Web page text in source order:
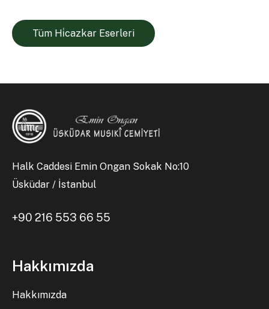
Tüm Hi̇cazkar Eserleri
Halk Caddesi Emin Ongan Sokak No:10
Üsküdar / İstanbul
+90 216 553 66 55
Hakkımızda
Hakkımızda